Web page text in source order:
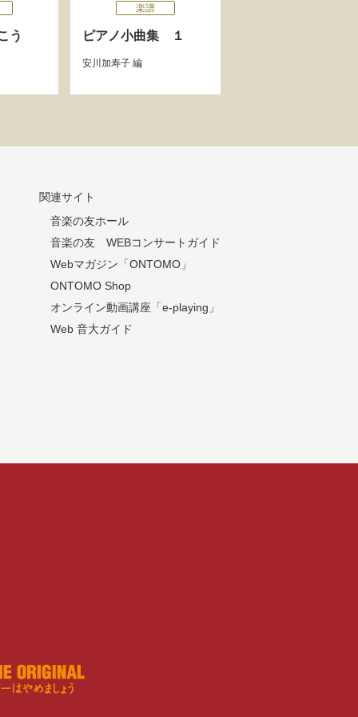
う
楽譜
ピアノ小曲集 １
安川加寿子 編
関連サイト
音楽の友ホール
音楽の友 WEBコンサートガイド
Webマガジン「ONTOMO」
ONTOMO Shop
オンライン動画講座「e-playing」
Web 音大ガイド